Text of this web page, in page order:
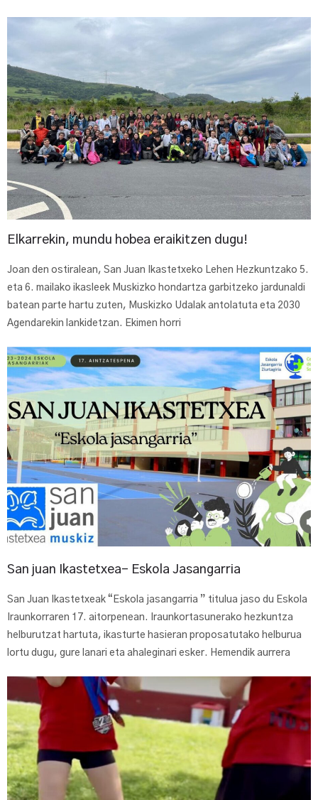
Elkarrekin, mundu hobea eraikitzen dugu!
Joan den ostiralean, San Juan Ikastetxeko Lehen Hezkuntzako 5.
eta 6. mailako ikasleek Muskizko hondartza garbitzeko jardunaldi
batean parte hartu zuten, Muskizko Udalak antolatuta eta 2030
Agendarekin lankidetzan. Ekimen horri
San juan Ikastetxea- Eskola Jasangarria
San Juan Ikastetxeak “Eskola jasangarria ” titulua jaso du Eskola
Iraunkorraren 17. aitorpenean. Iraunkortasunerako hezkuntza
helburutzat hartuta, ikasturte hasieran proposatutako helburua
lortu dugu, gure lanari eta ahaleginari esker. Hemendik aurrera